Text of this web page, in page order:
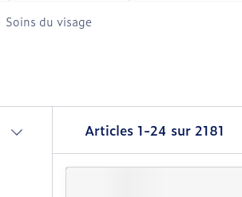
Soins du visage
Articles 1-24 sur 2181